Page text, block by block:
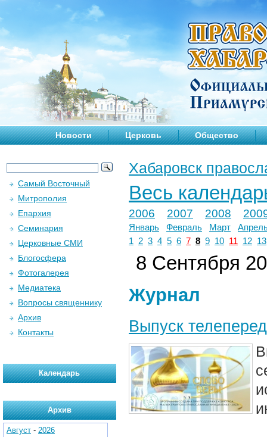
Новости Церковь Общество
Хабаровск
Весь
2006 2007 2008
Январь Февраль Март
1
2 3 4 5 6 7 8 9 10 11 12 13
8 Сентября
Журнал
Выпуск
Самый Восточный
Митрополия
Епархия
Семинария
Церковные СМИ
Блогосфера
Фотогалерея
Медиатека
Вопросы священнику
Архив
Контакты
Календарь
Архив
Август - 2026